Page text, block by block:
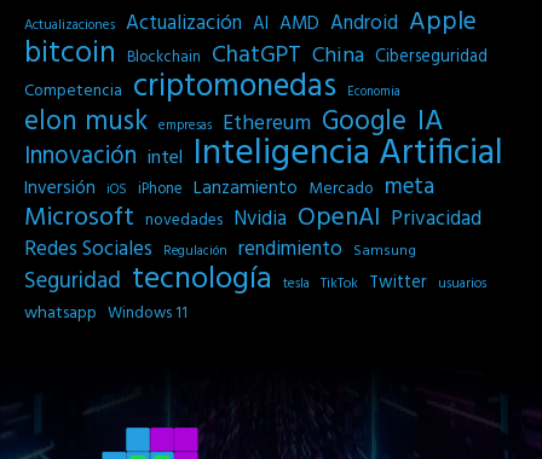
Actualizaciones Actualización AI AMD Android Apple
bitcoin Blockchain ChatGPT China Ciberseguridad
Competencia criptomonedas Economia
elon musk empresas Ethereum Google IA
Innovación intel Inteligencia Artificial
Inversión iOS iPhone Lanzamiento Mercado meta
Microsoft novedades Nvidia OpenAI Privacidad
Redes Sociales
Regulación rendimiento Samsung
Seguridad tecnología tesla TikTok Twitter usuarios
whatsapp Windows 11